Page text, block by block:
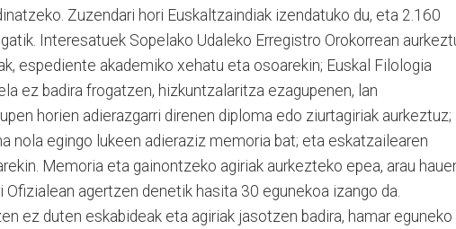
Zuzendari hori Euskaltzaindiak izendatuko du, eta 2.160
Interesatuek Sopelako Udaleko Erregistro Orokorrean
espediente akademiko xehatu eta osoarekin; Euskal Filologia
ez badira frogatzen, hizkuntzalaritza ezagupenen, lan
horien adierazgarri direnen diploma edo ziurtagiriak aurkeztuz;
nola egingo lukeen adieraziz memoria bat; eta eskatzailearen
Memoria eta gainontzeko agiriak aurkezteko epea, arau
Ofizialean agertzen denetik hasita 30 egunekoa izango da.
ez duten eskabideak eta agiriak jasotzen badira, hamar eguneko